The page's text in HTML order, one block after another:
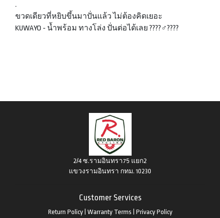
.
ขวดเดียวที่หยิบขึ้นมาปั่นแล้ว ไม่ต้องคิดเยอะ
KUWAYO - น้ำพร้อม ทางโล่ง ปั่นต่อได้เลย ????‍♂️????
2/4 ซ.รามอินทรา75 แยก2
แขวงรามอินทรา กทม. 10230
Customer Services
Return Policy| Warranty Terms Privacy Policy